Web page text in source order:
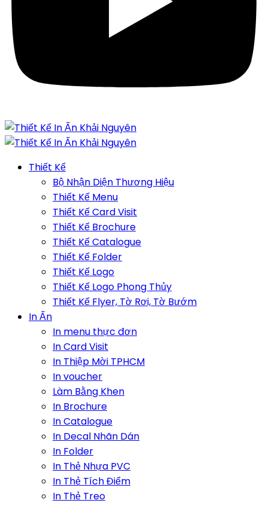
Thiết Kế
Bộ Nhận Diện Thương Hiệu
Thiết Kế Menu
Thiết Kế Card Visit
Thiết Kế Brochure
Thiết Kế Catalogue
Thiết Kế Folder
Thiết Kế Logo
Thiết Kế Logo Phong Thủy
Thiết Kế Flyer, Tờ Rơi, Tờ Bướm
In Ấn
In menu thực đơn
In Card Visit
In Thiệp Mời TPHCM
In voucher
Làm Bằng Khen
In Brochure
In Catalogue
In Decal Nhãn Dán
In Folder
In Thẻ Nhựa PVC
In Thẻ Tích Điểm
In Thẻ Treo